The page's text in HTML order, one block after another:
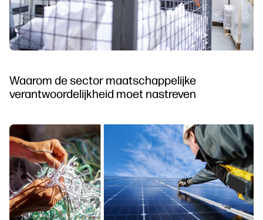
Waarom de sector maatschappelijke
verantwoordelijkheid moet nastreven